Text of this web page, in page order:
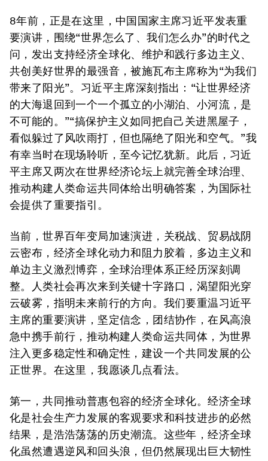
8年前，正是在这里，中国国家主席习近平发表重
要演讲，围绕“世界怎么了、我们怎么办”的时代之
问，发出支持经济全球化、维护和践行多边主义、
共创美好世界的最强音，被施瓦布主席称为“为我们
带来了阳光”。习近平主席深刻指出：“让世界经济
的大海退回到一个一个孤立的小湖泊、小河流，是
不可能的。”“搞保护主义如同把自己关进黑屋子，
看似躲过了风吹雨打，但也隔绝了阳光和空气。”我
有幸当时在现场聆听，至今记忆犹新。此后，习近
平主席又两次在世界经济论坛上就完善全球治理、
推动构建人类命运共同体给出明确答案，为国际社
会提供了重要指引。
当前，世界百年变局加速演进，关税战、贸易战阴
云密布，经济全球化动力和阻力胶着，多边主义和
单边主义激烈博弈，全球治理体系正经历深刻调
整。人类社会再次来到关键十字路口，渴望阳光穿
云破雾，指明未来前行的方向。我们要重温习近平
主席的重要演讲，坚定信念，团结协作，在风高浪
急中携手前行，推动构建人类命运共同体，为世界
注入更多稳定性和确定性，建设一个共同发展的公
正世界。在这里，我愿谈几点看法。
第一，共同推动普惠包容的经济全球化。经济全球
化是社会生产力发展的客观要求和科技进步的必然
结果，是浩浩荡荡的历史潮流。这些年，经济全球
化虽然遭遇逆风和回头浪，但仍然展现出巨大韧性